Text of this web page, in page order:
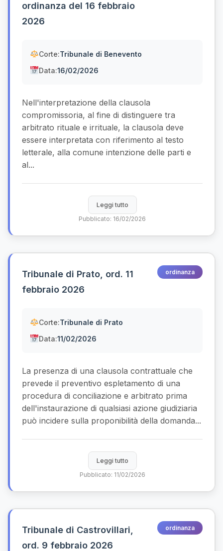
ordinanza del 16 febbraio
2026
Corte:Tribunale di Benevento
Data:16/02/2026
Nell'interpretazione della clausola
compromissoria, al fine di distinguere tra
arbitrato rituale e irrituale, la clausola deve
essere interpretata con riferimento al testo
letterale, alla comune intenzione delle parti e
al...
Leggi tutto
Pubblicato: 16/02/2026
Tribunale di Prato, ord. 11
febbraio 2026
ordinanza
Corte:Tribunale di Prato
Data:11/02/2026
La presenza di una clausola contrattuale che
prevede il preventivo espletamento di una
procedura di conciliazione e arbitrato prima
dell'instaurazione di qualsiasi azione giudiziaria
può incidere sulla proponibilità della domanda...
Leggi tutto
Pubblicato: 11/02/2026
Tribunale di Castrovillari,
ord. 9 febbraio 2026
ordinanza